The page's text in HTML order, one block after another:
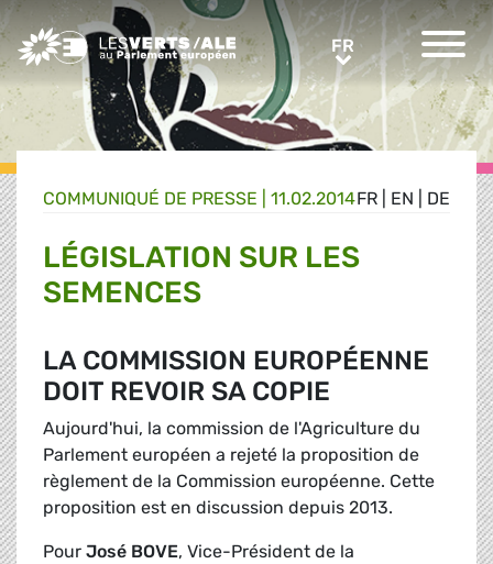
Greens/EFA Home FR FR
FR EN DE
COMMUNIQUÉ DE PRESSE 11.02.2014
LÉGISLATION SUR LES
SEMENCES
LA COMMISSION EUROPÉENNE
DOIT REVOIR SA COPIE
Aujourd'hui, la commission de l'Agriculture du
Parlement européen a rejeté la proposition de
règlement de la Commission européenne. Cette
proposition est en discussion depuis 2013.
Pour José BOVE, Vice-Président de la